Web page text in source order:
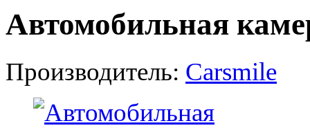
Автомобильная
Производитель: Carsmile